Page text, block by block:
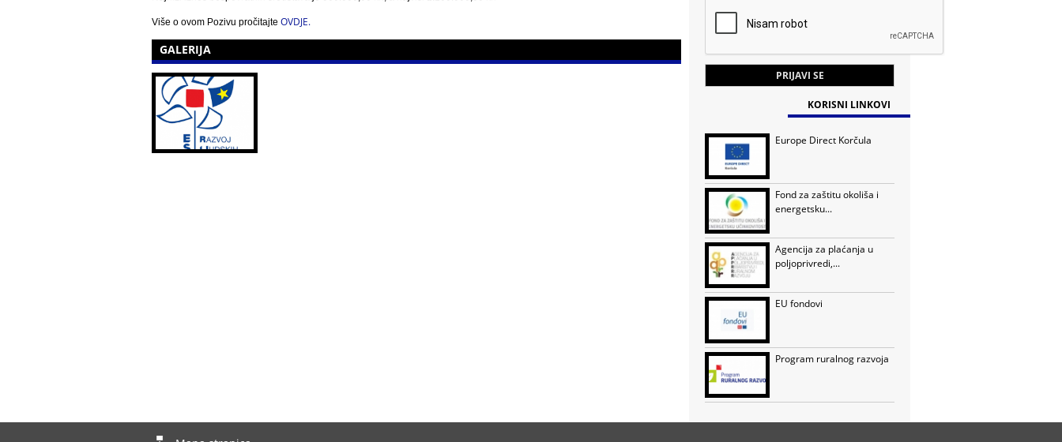
Više o ovom Pozivu pročitajte OVDJE.
GALERIJA
KORISNI LINKOVI
Europe Direct Korčula
Fond za zaštitu okoliša i
energetsku...
Agencija za plaćanja u
poljoprivredi,...
EU fondovi
Program ruralnog razvoja